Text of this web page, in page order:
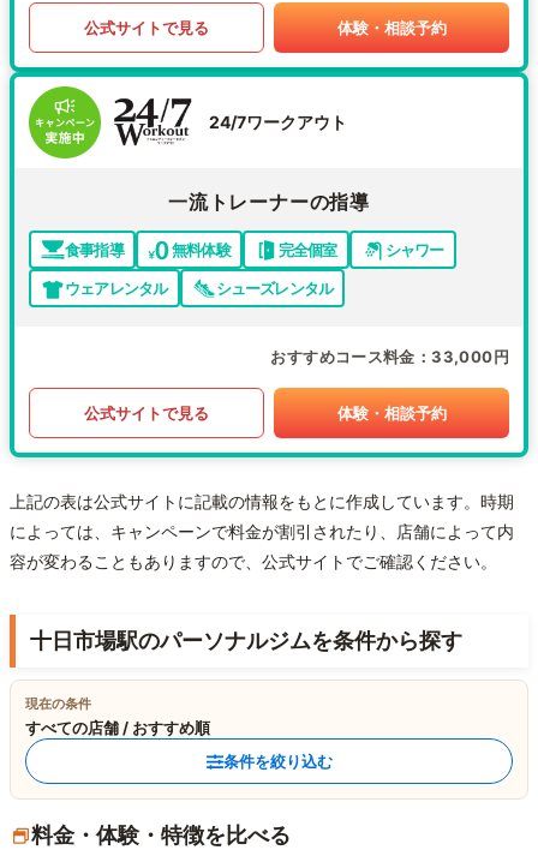
公式サイトで見る 体験・相談予約
24/7ワークアウト
一流トレーナーの指導
食事指導 無料体験 完全個室
シャワー
ウェアレンタル
シューズレンタル
おすすめコース料金 33,000円
公式サイトで見る 体験・相談予約
上記の表は公式サイトに記載の情報をもとに作成しています。時期
によっては、キャンペーンで料金が割引されたり、店舗によって内
容が変わることもありますので、公式サイトでご確認ください。
十日市場駅のパーソナルジムを条件から探す
現在の条件
すべての店舗 / おすすめ順
条件を絞り込む
料金・体験・特徴を比べる